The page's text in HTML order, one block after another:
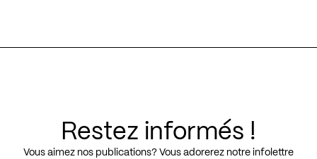
Restez informés !
Vous aimez nos publications? Vous adorerez notre infolettre